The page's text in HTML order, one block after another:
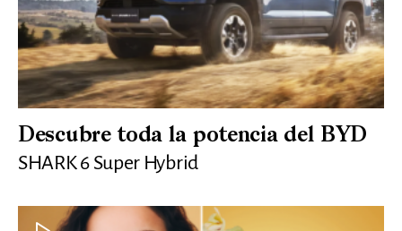
Descubre toda la potencia del BYD
SHARK 6 Super Hybrid